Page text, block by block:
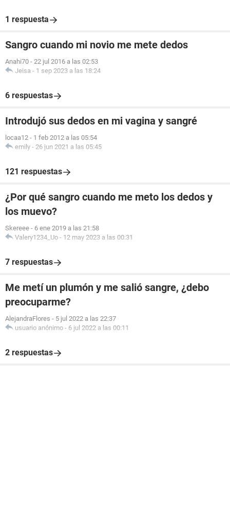
1 respuesta
Sangro cuando mi novio me mete dedos
Anahi70 - 22 jul 2016 a las 02:53
Jeisa - 1 sep 2023 a las 18:24
6 respuestas
Introdujó sus dedos en mi vagina y sangré
locaa12 - 1 feb 2012 a las 05:54
emily - 26 jun 2021 a las 05:45
121 respuestas
¿Por qué sangro cuando me meto los dedos y
los muevo?
Skereee - 6 ene 2019 a las 21:58
Valery1234_Uo - 12 may 2023 a las 00:31
7 respuestas
Me metí un plumón y me salió sangre, ¿debo
preocuparme?
AlejandraFlores - 5 jul 2022 a las 22:37
usuario anónimo - 6 jul 2022 a las 00:11
2 respuestas